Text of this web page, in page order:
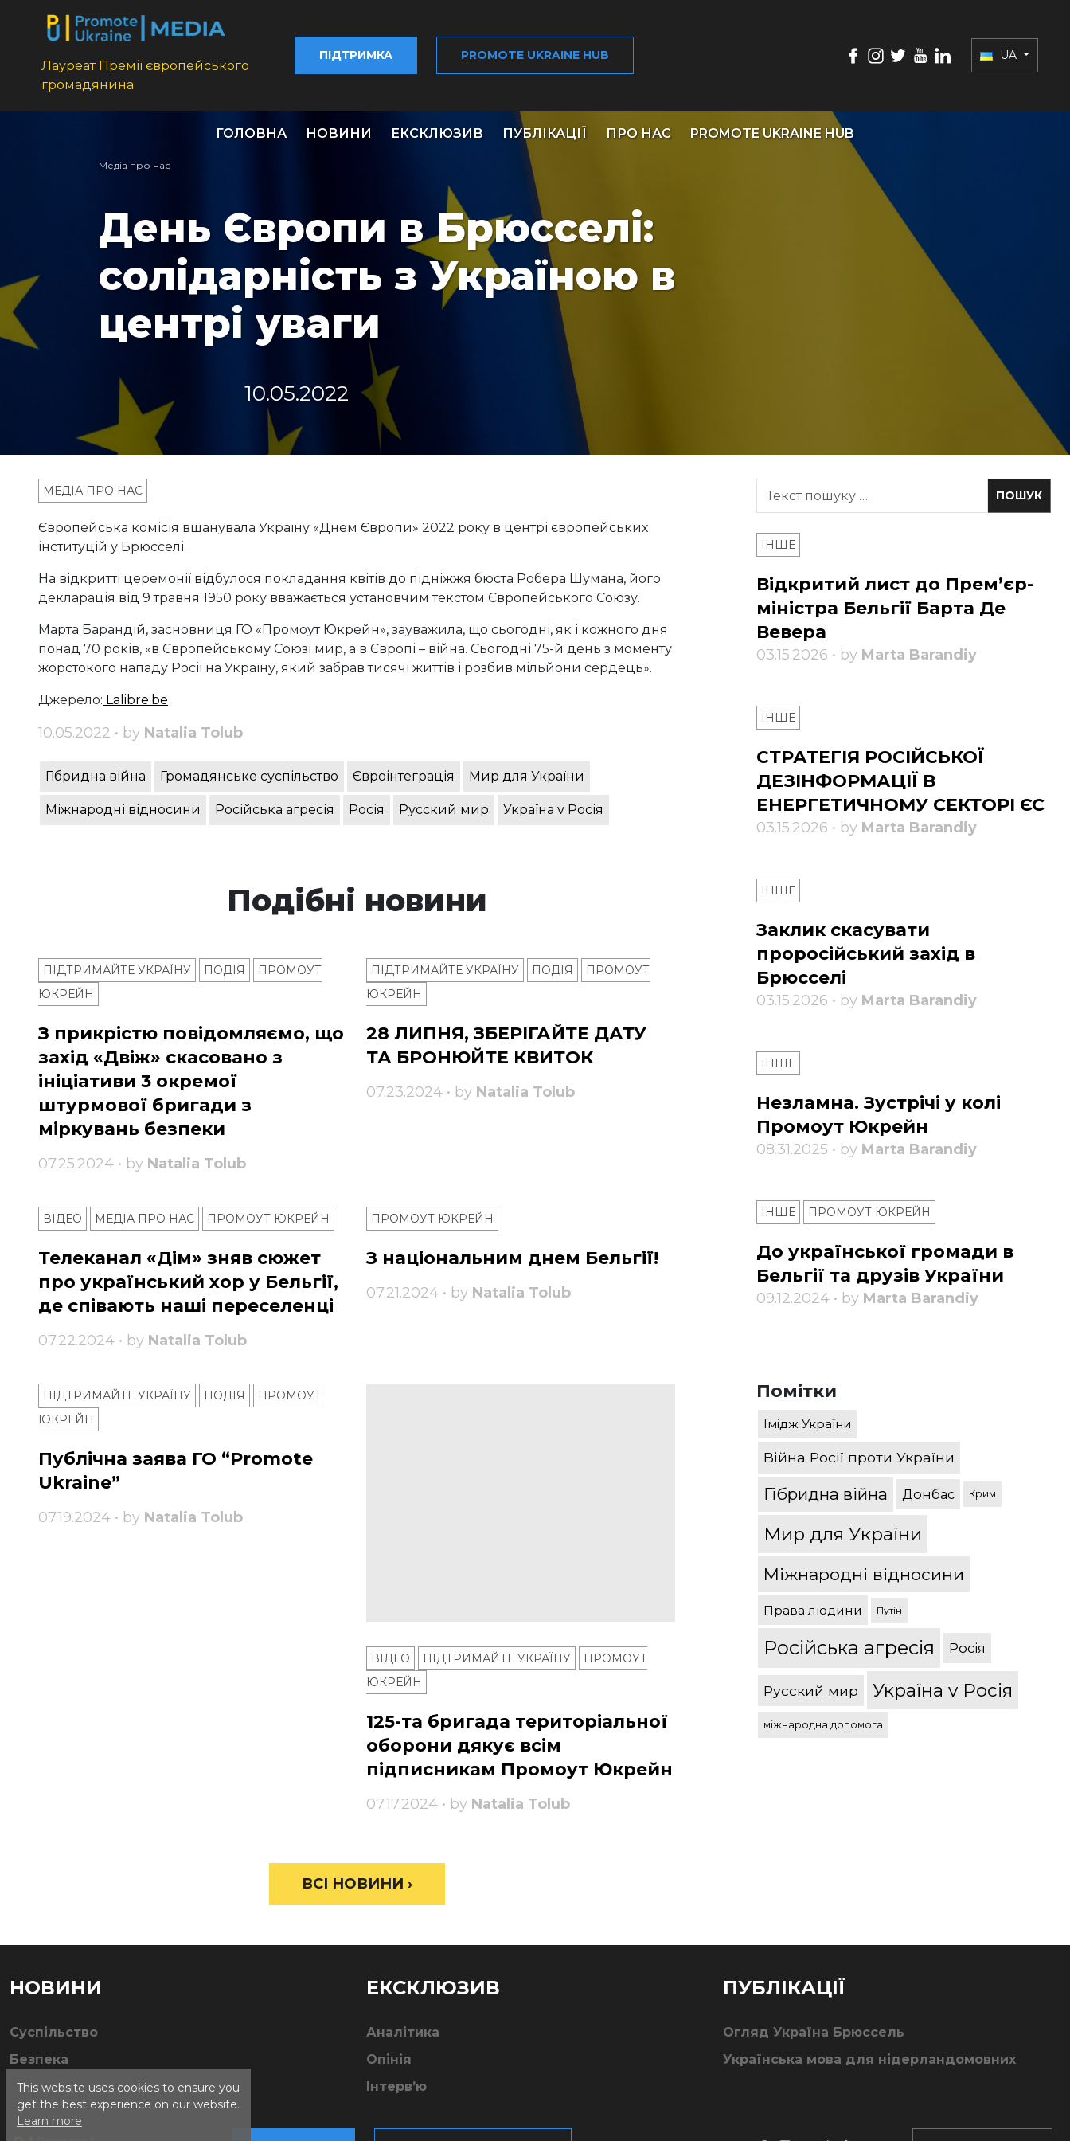
This website uses cookies to ensure you
get the best experience on our website.
Learn more
Лауреат Премії європейського
громадянина
ПІДТРИМКА PROMOTE UKRAINE HUB UA
ГОЛОВНА НОВИНИ ЕКСКЛЮЗИВ ПУБЛІКАЦІЇ ПРО НАС PROMOTE UKRAINE HUB
Медіа про нас
День Європи в Брюсселі:
солідарність з Україною в
центрі уваги
10.05.2022
МЕДІА ПРО НАС
Європейська комісія вшанувала Україну «Днем Європи» 2022 року в центрі європейських
інституцій у Брюсселі.
На відкритті церемонії відбулося покладання квітів до підніжжя бюста Робера Шумана, його
декларація від 9 травня 1950 року вважається установчим текстом Європейського Союзу.
Марта Барандій, засновниця ГО «Промоут Юкрейн», зауважила, що сьогодні, як і кожного дня
понад 70 років, «в Європейському Союзі мир, а в Європі – війна. Сьогодні 75-й день з моменту
жорстокого нападу Росії на Україну, який забрав тисячі життів і розбив мільйони сердець».
Джерело: Lalibre.be
10.05.2022 • by Natalia Tolub
Гібридна війна Громадянське суспільство Євроінтеграція Мир для України
Міжнародні відносини Російська агресія Росія Русский мир Україна v Росія
Подібні новини
ПІДТРИМАЙТЕ УКРАЇНУ ПОДІЯ
ПРОМОУТ
ЮКРЕЙН
З прикрістю повідомляємо, що
захід «Двіж» скасовано з
ініціативи 3 окремої
штурмової бригади з
міркувань безпеки
07.25.2024 • by Natalia Tolub
ПІДТРИМАЙТЕ УКРАЇНУ ПОДІЯ
ПРОМОУТ
ЮКРЕЙН
28 ЛИПНЯ, ЗБЕРІГАЙТЕ ДАТУ
ТА БРОНЮЙТЕ КВИТОК
07.23.2024 • by Natalia Tolub
ВІДЕО МЕДІА ПРО НАС ПРОМОУТ ЮКРЕЙН
Телеканал «Дім» зняв сюжет
про український хор у Бельгії,
де співають наші переселенці
07.22.2024 • by Natalia Tolub
ПРОМОУТ ЮКРЕЙН
З національним днем ​​Бельгії!
07.21.2024 • by Natalia Tolub
ПІДТРИМАЙТЕ УКРАЇНУ ПОДІЯ
ПРОМОУТ
ЮКРЕЙН
Публічна заява ГО “Promote
Ukraine”
07.19.2024 • by Natalia Tolub
ВІДЕО ПІДТРИМАЙТЕ УКРАЇНУ
ПРОМОУТ
ЮКРЕЙН
125-та бригада територіальної
оборони дякує всім
підписникам Промоут Юкрейн
07.17.2024 • by Natalia Tolub
ВСІ НОВИНИ ›
ІНШЕ
Відкритий лист до Прем’єр-
міністра Бельгії Барта Де
Вевера
03.15.2026 • by Marta Barandiy
ІНШЕ
СТРАТЕГІЯ РОСІЙСЬКОЇ
ДЕЗІНФОРМАЦІЇ В
ЕНЕРГЕТИЧНОМУ СЕКТОРІ ЄС
03.15.2026 • by Marta Barandiy
ІНШЕ
Заклик скасувати
проросійський захід в
Брюсселі
03.15.2026 • by Marta Barandiy
ІНШЕ
Незламна. Зустрічі у колі
Промоут Юкрейн
08.31.2025 • by Marta Barandiy
ІНШЕ ПРОМОУТ ЮКРЕЙН
До української громади в
Бельгії та друзів України
09.12.2024 • by Marta Barandiy
Помітки
Імідж України
Війна Росії проти України
Гібридна війна Донбас Крим
Мир для України
Міжнародні відносини
Права людини Путін
Російська агресія Росія
Русский мир Україна v Росія
міжнародна допомога
НОВИНИ
Суспільство
Безпека
ЕКСКЛЮЗИВ
Аналітика
Опінія
Інтерв’ю
ПУБЛІКАЦІЇ
Огляд Україна Брюссель
Українська мова для нідерландомовних